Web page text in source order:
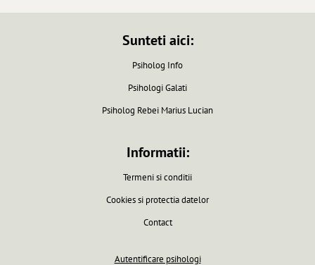
Sunteti aici:
Psiholog Info
Psihologi Galati
Psiholog Rebei Marius Lucian
Informatii:
Termeni si conditii
Cookies si protectia datelor
Contact
Autentificare psihologi